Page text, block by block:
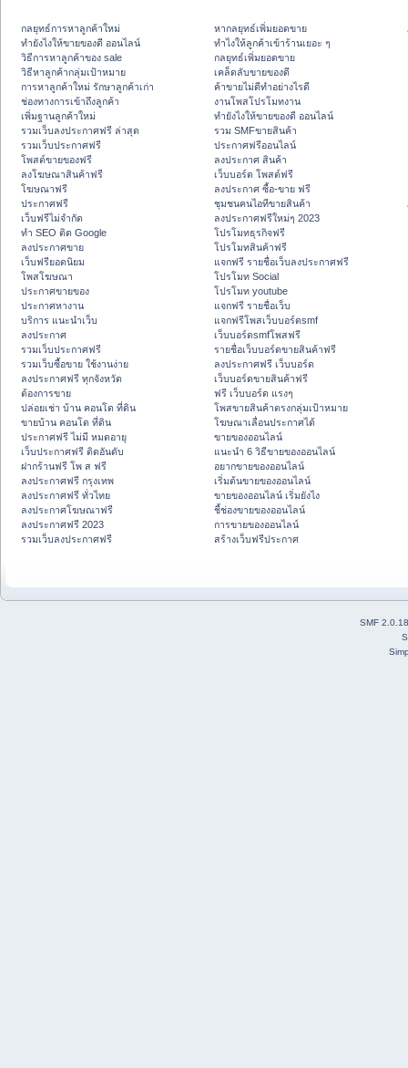
กลยุทธ์การหาลูกค้าใหม่
ทํายังไงให้ขายของดี ออนไลน์
วิธีการหาลูกค้าของ sale
วิธีหาลูกค้ากลุ่มเป้าหมาย
การหาลูกค้าใหม่ รักษาลูกค้าเก่า
ช่องทางการเข้าถึงลูกค้า
เพิ่มฐานลูกค้าใหม่
รวมเว็บลงประกาศฟรี ล่าสุด
รวมเว็บประกาศฟรี
โพสต์ขายของฟรี
ลงโฆษณาสินค้าฟรี
โฆษณาฟรี
ประกาศฟรี
เว็บฟรีไม่จำกัด
ทำ SEO ติด Google
ลงประกาศขาย
เว็บฟรียอดนิยม
โพสโฆษณา
ประกาศขายของ
ประกาศหางาน
บริการ แนะนำเว็บ
ลงประกาศ
รวมเว็บประกาศฟรี
รวมเว็บซื้อขาย ใช้งานง่าย
ลงประกาศฟรี ทุกจังหวัด
ต้องการขาย
ปล่อยเช่า บ้าน คอนโด ที่ดิน
ขายบ้าน คอนโด ที่ดิน
ประกาศฟรี ไม่มี หมดอายุ
เว็บประกาศฟรี ติดอันดับ
ฝากร้านฟรี โพ ส ฟรี
ลงประกาศฟรี กรุงเทพ
ลงประกาศฟรี ทั่วไทย
ลงประกาศโฆษณาฟรี
ลงประกาศฟรี 2023
รวมเว็บลงประกาศฟรี
หากลยุทธ์เพิ่มยอดขาย
ทําไงให้ลูกค้าเข้าร้านเยอะ ๆ
กลยุทธ์เพิ่มยอดขาย
เคล็ดลับขายของดี
ค้าขายไม่ดีทำอย่างไรดี
งานโพสโปรโมทงาน
ทํายังไงให้ขายของดี ออนไลน์
รวม SMFขายสินค้า
ประกาศฟรีออนไลน์
ลงประกาศ สินค้า
เว็บบอร์ด โพสต์ฟรี
ลงประกาศ ซื้อ-ขาย ฟรี
ชุมชนคนไอทีขายสินค้า
ลงประกาศฟรีใหม่ๆ 2023
โปรโมทธุรกิจฟรี
โปรโมทสินค้าฟรี
แจกฟรี รายชื่อเว็บลงประกาศฟรี
โปรโมท Social
โปรโมท youtube
แจกฟรี รายชื่อเว็บ
แจกฟรีโพสเว็บบอร์ดsmf
เว็บบอร์ดsmfโพสฟรี
รายชื่อเว็บบอร์ดขายสินค้าฟรี
ลงประกาศฟรี เว็บบอร์ด
เว็บบอร์ดขายสินค้าฟรี
ฟรี เว็บบอร์ด แรงๆ
โพสขายสินค้าตรงกลุ่มเป้าหมาย
โฆษณาเลื่อนประกาศได้
ขายของออนไลน์
แนะนำ 6 วิธีขายของออนไลน์
อยากขายของออนไลน์
เริ่มต้นขายของออนไลน์
ขายของออนไลน์ เริ่มยังไง
ชี้ช่องขายของออนไลน์
การขายของออนไลน์
สร้างเว็บฟรีประกาศ
SMF 2.0.18